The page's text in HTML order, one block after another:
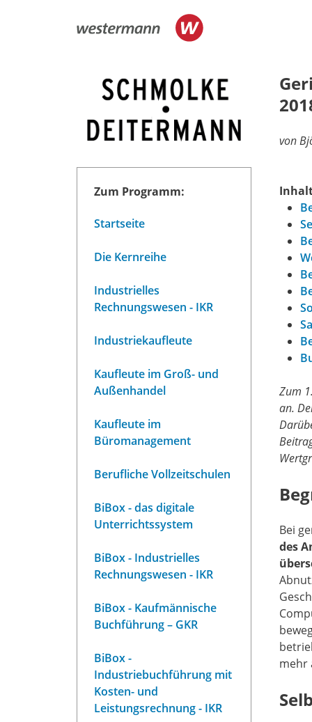
Zum Programm:
Startseite
Die Kernreihe
Industrielles
Rechnungswesen - IKR
Industriekaufleute
Kaufleute im Groß- und
Außenhandel
Kaufleute im
Büromanagement
Berufliche Vollzeitschulen
BiBox - das digitale
Unterrichtssystem
BiBox - Industrielles
Rechnungswesen - IKR
BiBox - Kaufmännische
Buchführung – GKR
BiBox -
Industriebuchführung mit
Kosten- und
Leistungsrechnung - IKR
von
Zum
an.
Bei
des
mehr